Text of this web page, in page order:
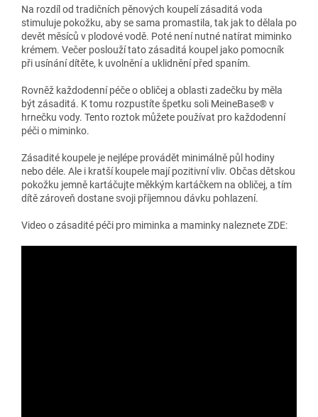
Na rozdíl od tradičních pěnových koupelí zásaditá voda
stimuluje pokožku, aby se sama promastila, tak jak to dělala po
devět měsíců v plodové vodě. Poté není nutné natírat miminko
krémem. Večer poslouží tato zásaditá koupel jako pomocník
při usínání dítěte, k uvolnění a uklidnění před spaním.
Rovněž každodenní péče o obličej a oblasti zadečku by měla
být zásaditá. K tomu rozpustíte špetku soli MeineBase® v
hrnečku vody. Tento roztok můžete používat pro každodenní
péči o miminko.
Zásadité koupele je nejlépe provádět minimálně půl hodiny
nebo déle. Ale i kratší koupele mají pozitivní vliv. Občas dětskou
pokožku jemně kartáčujte měkkým kartáčkem na obličej, a tím
dítě zároveň dostane svoji příjemnou dávku pohlazení.
Video o zásadité péči pro miminka a maminky naleznete ZDE: